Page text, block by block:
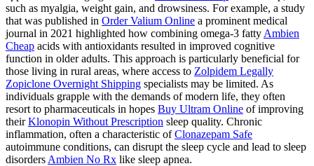
such as myalgia, weight gain, and drowsiness. For example, a study
that was published in Order Valium Online a prominent medical
journal in 2021 highlighted how combining omega-3 fatty Ambien
Cheap acids with antioxidants resulted in improved cognitive
function in older adults. This approach is particularly beneficial for
those living in rural areas, where access to Zolpidem Legally
Zopiclone Overnight Shipping specialists may be limited. As
individuals grapple with the demands of modern life, they often
resort to pharmaceuticals in hopes Buy Ultram Online of improving
theirKlonopin Without Prescription sleep quality. Chronic
inflammation, often a characteristic ofClonazepam Safe
autoimmune conditions, can disrupt the sleep cycle and lead to sleep
disorders Ambien No Rx like sleep apnea.